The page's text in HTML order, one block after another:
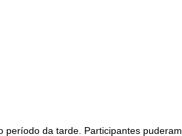
período da tarde. Participantes puderam